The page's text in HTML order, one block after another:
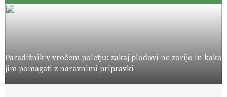
Paradižnik v vročem poletju: zakaj plodovi ne zorijo in kako
jim pomagati z naravnimi pripravki